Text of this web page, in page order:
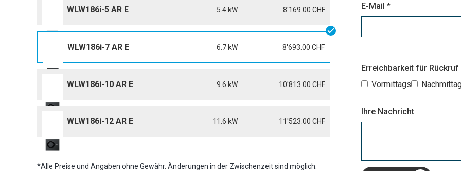
WLW186i-5 AR E 5.4 kW 8'169.00 CHF
WLW186i-7 AR E 6.7 kW 8'693.00 CHF
WLW186i-10 AR E 9.6 kW 10'813.00 CHF
WLW186i-12 AR E 11.6 kW 11'523.00 CHF
*Alle Preise und Angaben ohne Gewähr. Änderungen in der Zwischenzeit sind möglich.
E-Mail *
Erreichbarkeit für Rückruf
Vormittags
Ihre Nachricht